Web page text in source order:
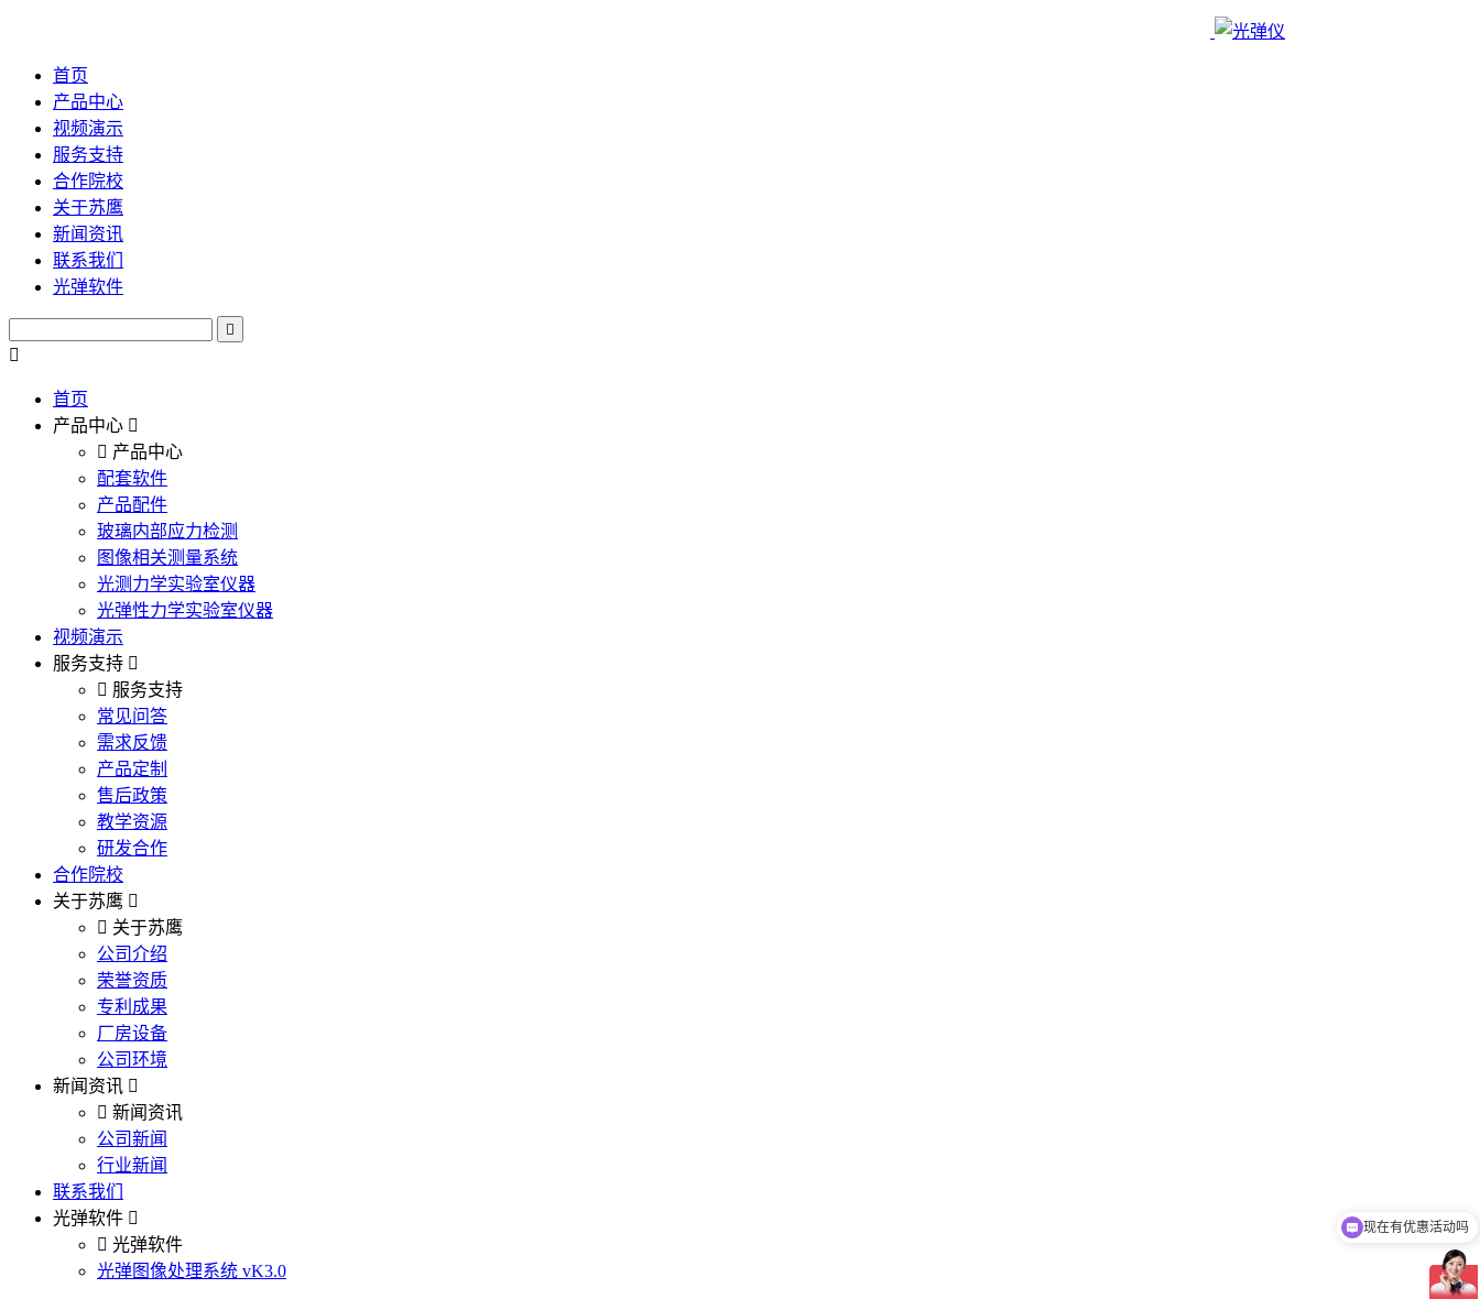
首页
产品中心
视频演示
服务支持
合作院校
关于苏鹰
新闻资讯
联系我们
光弹软件
首页
产品中心
产品中心
配套软件
产品配件
玻璃内部应力检测
图像相关测量系统
光测力学实验室仪器
光弹性力学实验室仪器
视频演示
服务支持
服务支持
常见问答
需求反馈
产品定制
售后政策
教学资源
研发合作
合作院校
关于苏鹰
关于苏鹰
公司介绍
荣誉资质
专利成果
厂房设备
公司环境
新闻资讯
新闻资讯
公司新闻
行业新闻
联系我们
光弹软件
光弹软件
光弹图像处理系统 vK3.0
现在有优惠活动吗